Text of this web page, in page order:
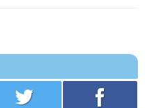
twitter facebook